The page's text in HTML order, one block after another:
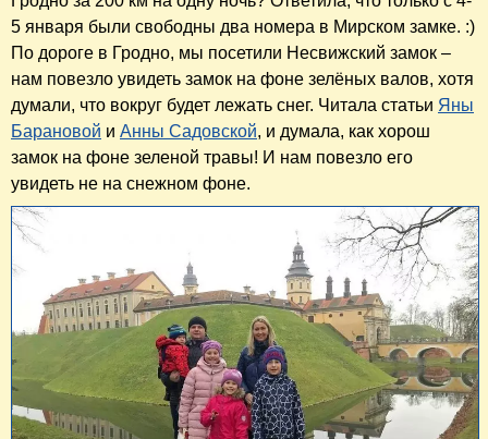
5 января были свободны два номера в Мирском замке. :)
По дороге в Гродно, мы посетили Несвижский замок –
нам повезло увидеть замок на фоне зелёных валов, хотя
думали, что вокруг будет лежать снег. Читала статьи Яны
Барановой и Анны Садовской, и думала, как хорош
замок на фоне зеленой травы! И нам повезло его
увидеть не на снежном фоне.